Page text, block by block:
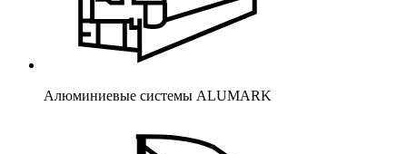
Алюминиевые системы ALUMARK